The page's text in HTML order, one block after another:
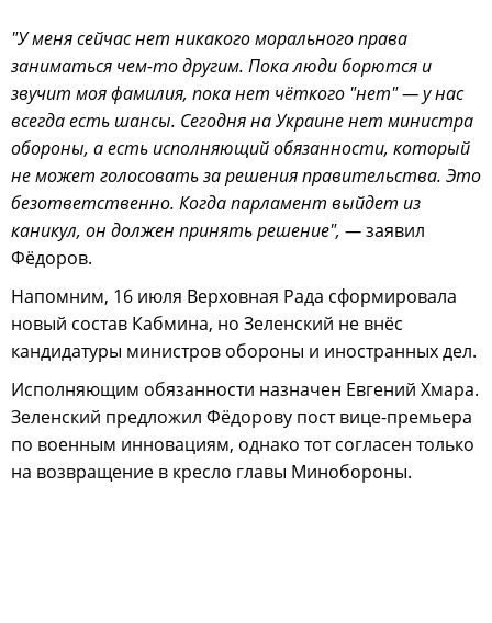
"У меня сейчас нет никакого морального права
заниматься чем-то другим. Пока люди борются и
звучит моя фамилия, пока нет чёткого "нет" — у нас
всегда есть шансы. Сегодня на Украине нет министра
обороны, а есть исполняющий обязанности, который
не может голосовать за решения правительства. Это
безответственно. Когда парламент выйдет из
каникул, он должен принять решение", —заявил
Фёдоров.
Напомним, 16 июля Верховная Рада сформировала
новый состав Кабмина, но Зеленский не внёс
кандидатуры министров обороны и иностранных дел.
Исполняющим обязанности назначен Евгений Хмара.
Зеленский предложил Фёдорову пост вице-премьера
по военным инновациям, однако тот согласен только
на возвращение в кресло главы Минобороны.